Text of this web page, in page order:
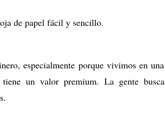
de papel fácil y sencillo.
especialmente porque vivimos en una
un valor premium. La gente busca